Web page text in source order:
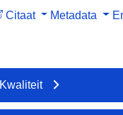
Citaat Metadata
Kwaliteit